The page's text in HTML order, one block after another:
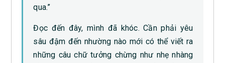
qua.”
Đọc đến đây, mình đã khóc. Cần phải yêu
sâu đậm đến nhường nào mới có thể viết ra
những câu chữ tưởng chừng như nhẹ nhàng